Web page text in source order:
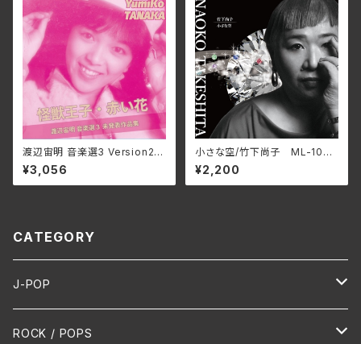
渡辺宙明 音楽選3 Version2/
田中由美子、根本由美、成松こだ
ま 3SCD-0072(仕様:CD)
¥3,056
小さな空/竹下尚子 ML-1048
(仕様:CD)
¥2,200
CATEGORY
J-POP
HR/HM
ROCK / POPS